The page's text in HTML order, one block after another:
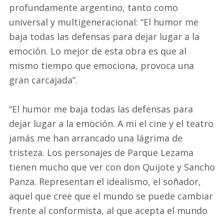
profundamente argentino, tanto como
universal y multigeneracional: “El humor me
baja todas las defensas para dejar lugar a la
emoción. Lo mejor de esta obra es que al
mismo tiempo que emociona, provoca una
gran carcajada”.
“El humor me baja todas las defensas para
dejar lugar a la emoción. A mi el cine y el teatro
jamás me han arrancado una lágrima de
tristeza. Los personajes de Parque Lezama
tienen mucho que ver con don Quijote y Sancho
Panza. Representan el idealismo, el soñador,
aquel que cree que el mundo se puede cambiar
frente al conformista, al que acepta el mundo